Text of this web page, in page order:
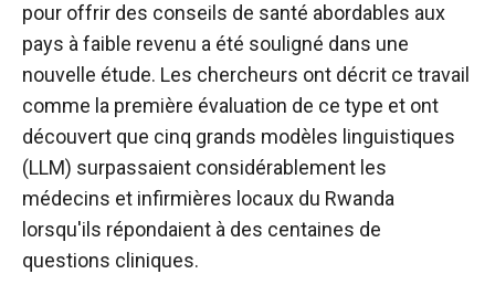
pour offrir des conseils de santé abordables aux
pays à faible revenu a été souligné dans une
nouvelle étude. Les chercheurs ont décrit ce travail
comme la première évaluation de ce type et ont
découvert que cinq grands modèles linguistiques
(LLM) surpassaient considérablement les
médecins et infirmières locaux du Rwanda
lorsqu'ils répondaient à des centaines de
questions cliniques.